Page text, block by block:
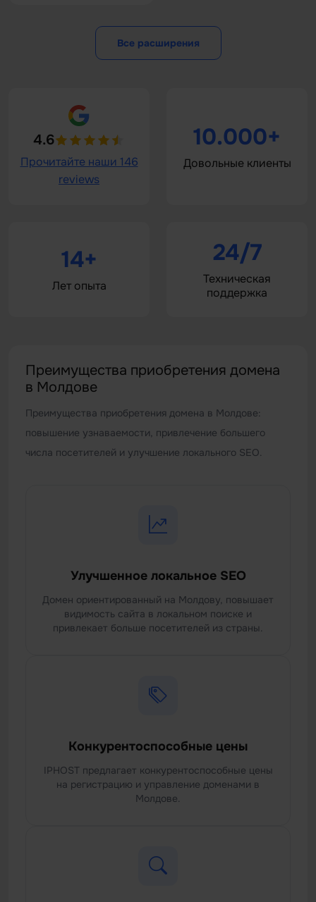
Все расширения
4.6
Прочитайте наши 146
reviews
10.000+
Довольные клиенты
14+
Лет опыта
24/7
Техническая
поддержка
Преимущества приобретения домена
в Молдове
Преимущества приобретения домена в Молдове:
повышение узнаваемости, привлечение большего
числа посетителей и улучшение локального SEO.
Улучшенное локальное SEO
Домен ориентированный на Молдову, повышает
видимость сайта в локальном поиске и
привлекает больше посетителей из страны.
Конкурентоспособные цены
IPHOST предлагает конкурентоспособные цены
на регистрацию и управление доменами в
Молдове.